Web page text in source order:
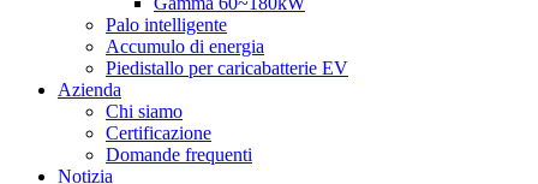
Palo intelligente
Accumulo di energia
Piedistallo per caricabatterie EV
Azienda
Chi siamo
Certificazione
Domande frequenti
Notizia